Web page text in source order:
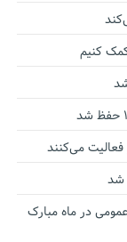
کنیم
در ماه مبارک